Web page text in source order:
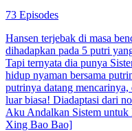
73 Episodes
Hansen terjebak di masa
dihadapkan pada 5 putri
Tapi ternyata dia punya
hidup nyaman bersama
putrinya datang
luar biasa! Diadaptasi dari
Aku Andalkan Sistem
Xing Bao Bao]